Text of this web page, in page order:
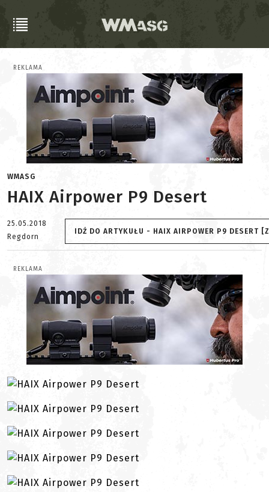
REKLAMA
WMASG
HAIX Airpower P9 Desert
25.05.2018
Regdorn
IDŹ DO ARTYKUŁU - HAIX AIRPOWER P9 DESERT
REKLAMA